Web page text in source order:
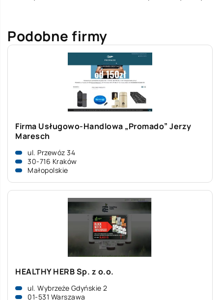
Podobne firmy
Firma Usługowo-Handlowa „Promado” Jerzy
Maresch
ul. Przewóz 34
30-716 Kraków
Małopolskie
HEALTHY HERB Sp. z o.o.
ul. Wybrzeże Gdyńskie 2
01-531 Warszawa